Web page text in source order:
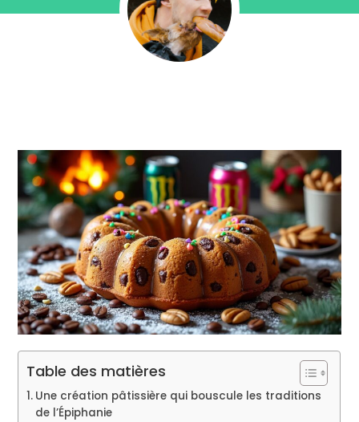
Table des matières
Une création pâtissière qui bouscule les traditions
de l’Épiphanie